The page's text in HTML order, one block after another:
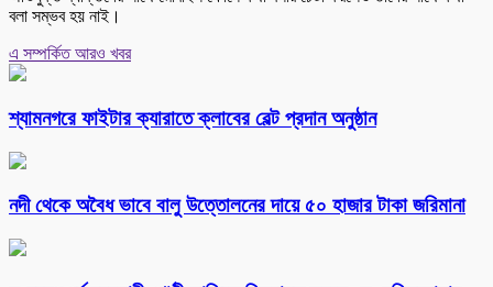
বলা সম্ভব হয় নাই।
এ সম্পর্কিত আরও খবর
শ্যামনগরে ফাইটার ক্যারাতে ক্লাবের বেল্ট প্রদান অনুষ্ঠান
নদী থেকে অবৈধ ভাবে বালু উত্তোলনের দায়ে ৫০ হাজার টাকা জরিমানা